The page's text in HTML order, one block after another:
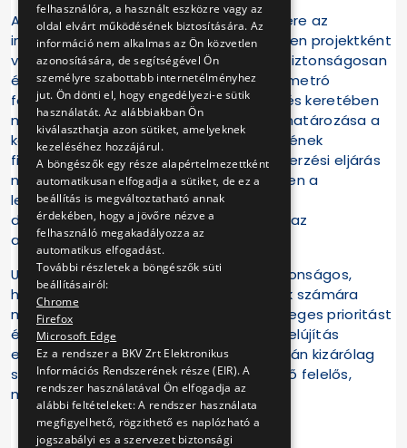
A vonalon korábban végrehajtott síncsere az
infrastruktúra rekonstrukciójától független projektként
valósult meg. A jelenlegi pályaszakasz biztonságosan
és megfelelően bonyolítja le a hármas metró
forgalmát. Az infrastruktúra korszerűsítés keretében
megrendelt sínek mennyiségének meghatározása a
közelmúltban kicserélt sínek mennyiségének
figyelembevételével történt. A közbeszerzési eljárás
nyertese az lehet, aki minden tekintetben a
legkedvezőbb ajánlatot adja és csatolt
dokumentációi alapján megállapítható az
alkalmassága.
Utasaink biztonsága, illetve a vonal biztonságos,
hosszú távú üzemeltetése Társaságunk számára
minden körülménytől függetlenül elsődleges prioritást
élvez, ebből következően mind a vonalfelújítás
előkészítése, mind a megvalósítása során kizárólag
szakmai szempontokat figyelembe vevő felelős,
megfontolt döntések születnek.
felhasználóra, a használt eszközre vagy az
oldal elvárt működésének biztosítására. Az
információ nem alkalmas az Ön közvetlen
azonosítására, de segítségével Ön
személyre szabottabb internetélményhez
jut. Ön dönti el, hogy engedélyezi-e sütik
használatát. Az alábbiakban Ön
kiválaszthatja azon sütiket, amelyeknek
kezeléséhez hozzájárul.
A böngészők egy része alapértelmezettként
automatikusan elfogadja a sütiket, de ez a
beállítás is megváltoztatható annak
érdekében, hogy a jövőre nézve a
felhasználó megakadályozza az
automatikus elfogadást.
További részletek a böngészők süti
beállításairól:
Chrome
Firefox
Microsoft Edge
Ez a rendszer a BKV Zrt Elektronikus
Információs Rendszerének része (EIR). A
rendszer használatával Ön elfogadja az
alábbi feltételeket: A rendszer használata
megfigyelhető, rögzithető es naplózható a
jogszabályi es a szervezet biztonsági